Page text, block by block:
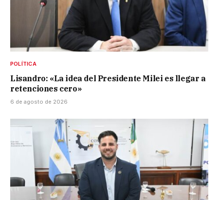
POLÍTICA
Lisandro: «La idea del Presidente Milei es llegar a
retenciones cero»
6 de agosto de 2026